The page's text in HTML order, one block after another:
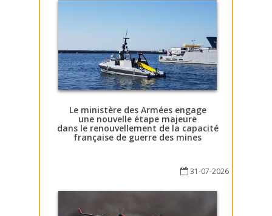
Le ministère des Armées engage
une nouvelle étape majeure
dans le renouvellement de la capacité
française de guerre des mines
31-07-2026